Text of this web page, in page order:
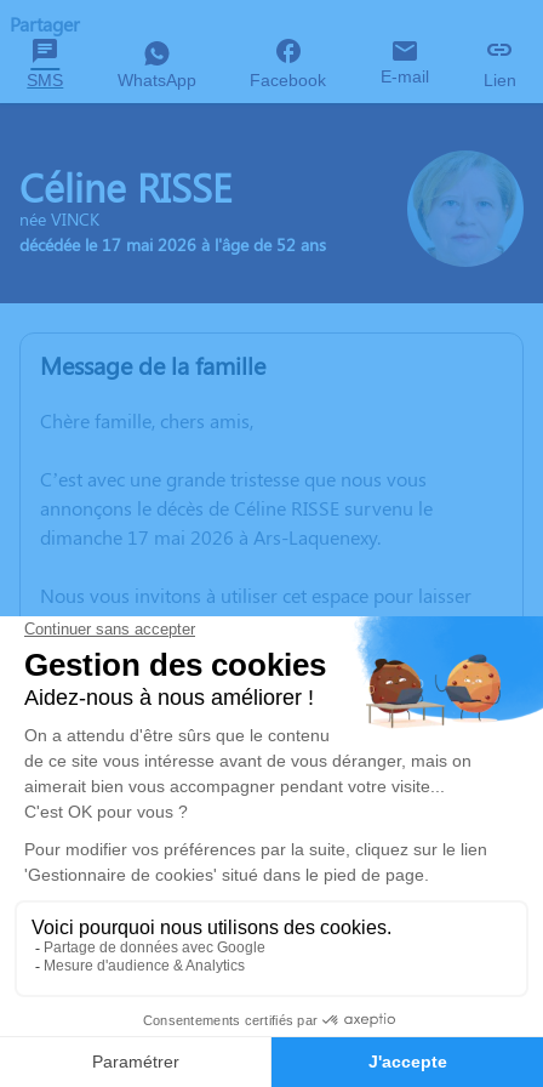
Faire-part Hommages
Partager
SMS WhatsApp Facebook E-mail Lien
Céline RISSE
née VINCK
décédée le 17 mai 2026 à l'âge de 52 ans
Message de la famille
Chère famille, chers amis,
C’est avec une grande tristesse que nous vous
annonçons le décès de Céline RISSE survenu le
dimanche 17 mai 2026 à Ars-Laquenexy.
Nous vous invitons à utiliser cet espace pour laisser
vos condoléances, partager des photos souvenirs, une
anecdote ou exprimer vos pensées à travers des
poèmes ou des textes. Cet endroit est un lieu
d'expression dédié à honorer la mémoire de Céline
RISSE.
Un service de plantation d’arbre hommage est
disponible ici.
Je rends hommage
Cérémonie religieuse
Église Saint Mathieu de Guénange
57310 Guénange